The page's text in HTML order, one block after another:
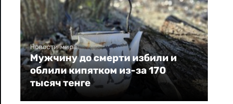
Новости мира
Мужчину до смерти избили и
облили кипятком из-за 170
тысяч тенге